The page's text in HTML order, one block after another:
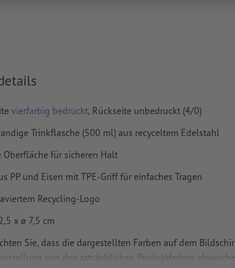
Druckdaten richtig an?
vierfarbig bedruckt, Rückseite unbedruckt (4/0)
Trinkflasche (500 ml) aus recyceltem Edelstahl
Oberfläche für sicheren Halt
PP und Eisen mit TPE-Griff für einfaches Tragen
Recycling-Logo
x ø 7,5 cm
Sie, dass die dargestellten Farben auf dem
von den tatsächlichen Produktfarben